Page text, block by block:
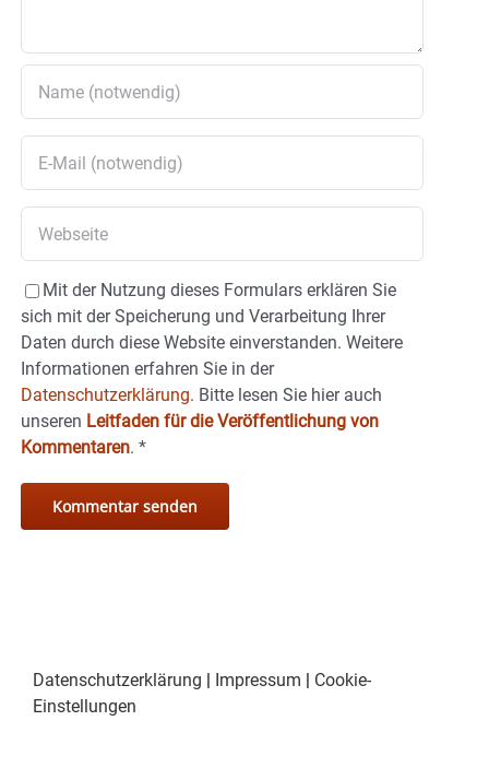
Mit der Nutzung dieses Formulars erklären Sie
sich mit der Speicherung und Verarbeitung Ihrer
Daten durch diese Website einverstanden. Weitere
Informationen erfahren Sie in der
Datenschutzerklärung. Bitte lesen Sie hier auch
unseren Leitfaden für die Veröffentlichung von
Kommentaren. *
Datenschutzerklärung Impressum
Cookie-
Einstellungen